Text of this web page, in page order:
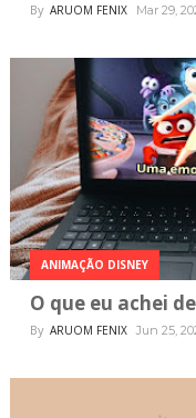
By ARUOM FENIX Mar 29,
ANIMAÇÃO DISNEY
O que eu achei
By ARUOM FENIX Jun 25,